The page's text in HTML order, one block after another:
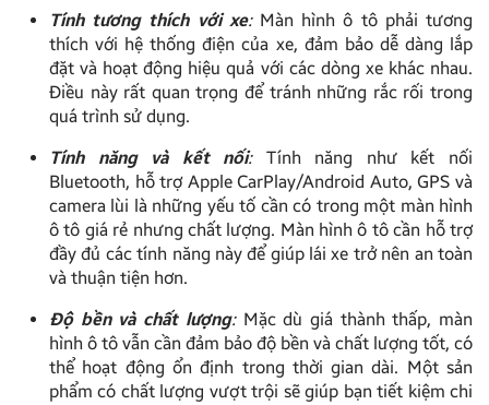
Tính tương thích với xe:Màn hình ô tô phải tương
thích với hệ thống điện của xe, đảm bảo dễ dàng lắp
đặt và hoạt động hiệu quả với các dòng xe khác nhau.
Điều này rất quan trọng để tránh những rắc rối trong
quá trình sử dụng.
Tính năng và kết nối:Tính năng như kết nối
Bluetooth, hỗ trợ Apple CarPlay/Android Auto, GPS và
camera lùi là những yếu tố cần có trong một màn hình
ô tô giá rẻ nhưng chất lượng. Màn hình ô tô cần hỗ trợ
đầy đủ các tính năng này để giúp lái xe trở nên an toàn
và thuận tiện hơn.
Độ bền và chất lượng:Mặc dù giá thành thấp, màn
hình ô tô vẫn cần đảm bảo độ bền và chất lượng tốt, có
thể hoạt động ổn định trong thời gian dài. Một sản
phẩm có chất lượng vượt trội sẽ giúp bạn tiết kiệm chi